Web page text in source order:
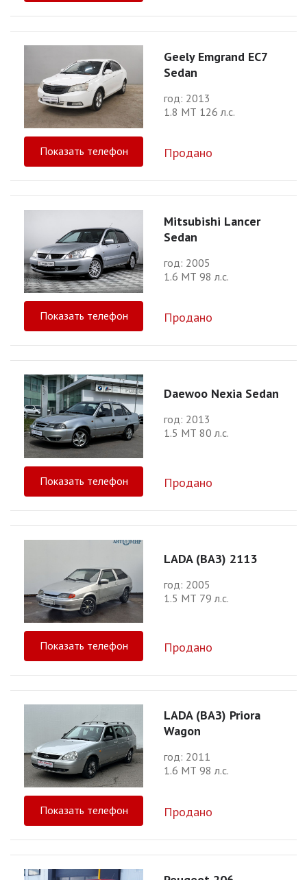
Geely Emgrand EC7
Sedan
год: 2013
1.8 МТ 126 л.с.
Показать телефон Продано
Mitsubishi Lancer
Sedan
год: 2005
1.6 МТ 98 л.с.
Показать телефон Продано
Daewoo Nexia Sedan
год: 2013
1.5 МТ 80 л.с.
Показать телефон Продано
LADA (ВАЗ) 2113
год: 2005
1.5 МТ 79 л.с.
Показать телефон Продано
LADA (ВАЗ) Priora
Wagon
год: 2011
1.6 МТ 98 л.с.
Показать телефон Продано